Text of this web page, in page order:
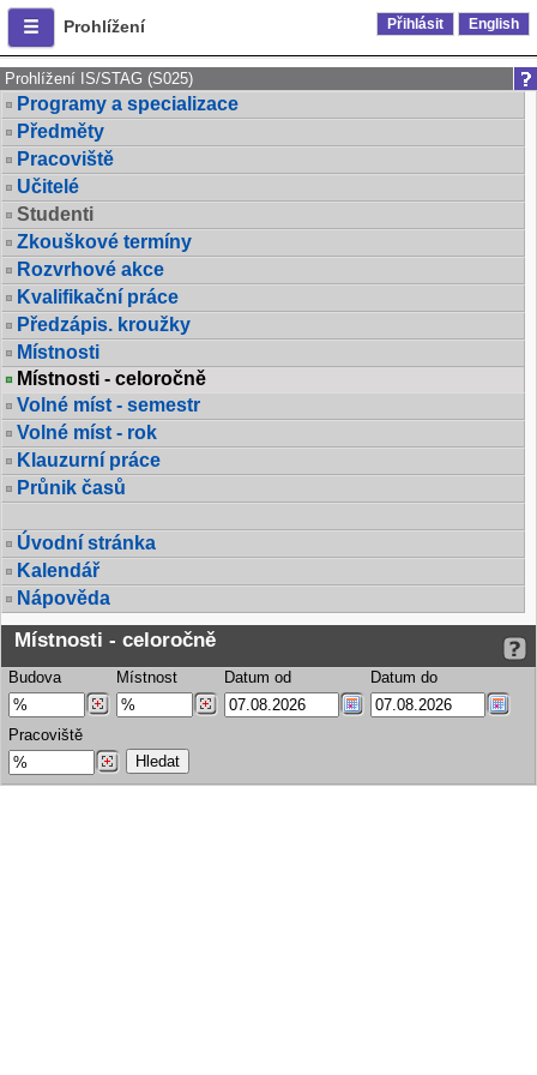
Prohlížení Přihlásit English
Prohlížení IS/STAG (S025)
Programy a specializace
Předměty
Pracoviště
Učitelé
Studenti
Zkouškové termíny
Rozvrhové akce
Kvalifikační práce
Předzápis. kroužky
Místnosti
Místnosti - celoročně
Volné míst - semestr
Volné míst - rok
Klauzurní práce
Průnik časů
Úvodní stránka
Kalendář
Nápověda
Místnosti - celoročně
Budova Místnost Datum od Datum do
Pracoviště